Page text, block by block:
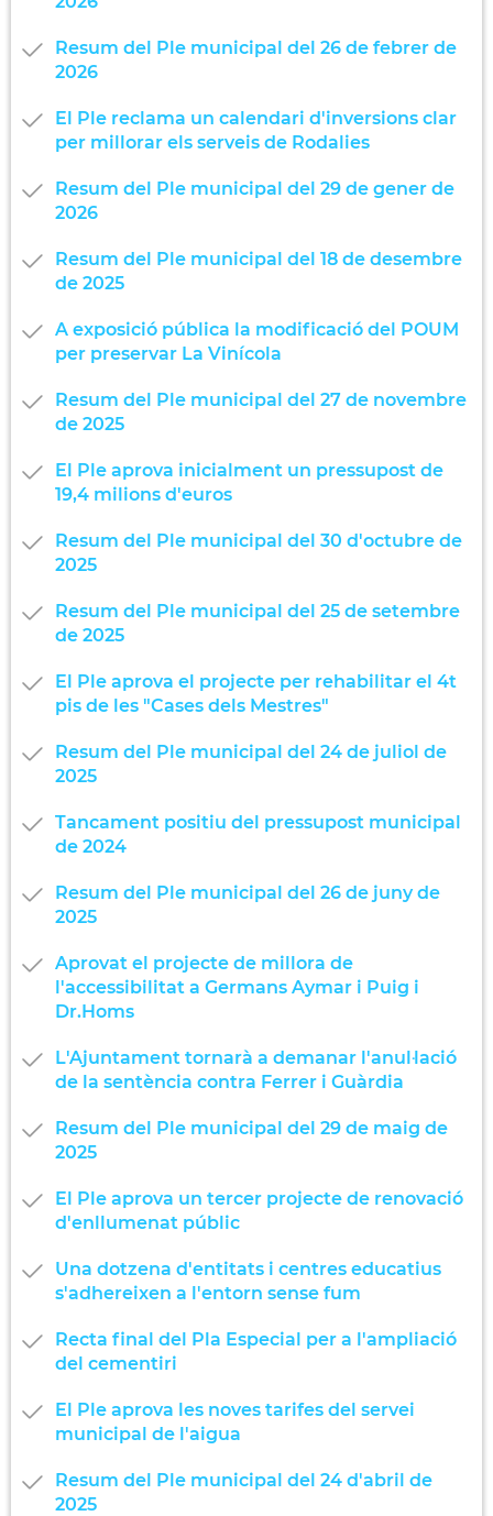
Resum del Ple municipal del 26 de febrer de
2026
El Ple reclama un calendari d'inversions clar
per millorar els serveis de Rodalies
Resum del Ple municipal del 29 de gener de
2026
Resum del Ple municipal del 18 de desembre
de 2025
A exposició pública la modificació del POUM
per preservar La Vinícola
Resum del Ple municipal del 27 de novembre
de 2025
El Ple aprova inicialment un pressupost de
19,4 milions d'euros
Resum del Ple municipal del 30 d'octubre de
2025
Resum del Ple municipal del 25 de setembre
de 2025
El Ple aprova el projecte per rehabilitar el 4t
pis de les "Cases dels Mestres"
Resum del Ple municipal del 24 de juliol de
2025
Tancament positiu del pressupost municipal
de 2024
Resum del Ple municipal del 26 de juny de
2025
Aprovat el projecte de millora de
l'accessibilitat a Germans Aymar i Puig i
Dr.Homs
L'Ajuntament tornarà a demanar l'anul·lació
de la sentència contra Ferrer i Guàrdia
Resum del Ple municipal del 29 de maig de
2025
El Ple aprova un tercer projecte de renovació
d'enllumenat públic
Una dotzena d'entitats i centres educatius
s'adhereixen a l'entorn sense fum
Recta final del Pla Especial per a l'ampliació
del cementiri
El Ple aprova les noves tarifes del servei
municipal de l'aigua
Resum del Ple municipal del 24 d'abril de
2025